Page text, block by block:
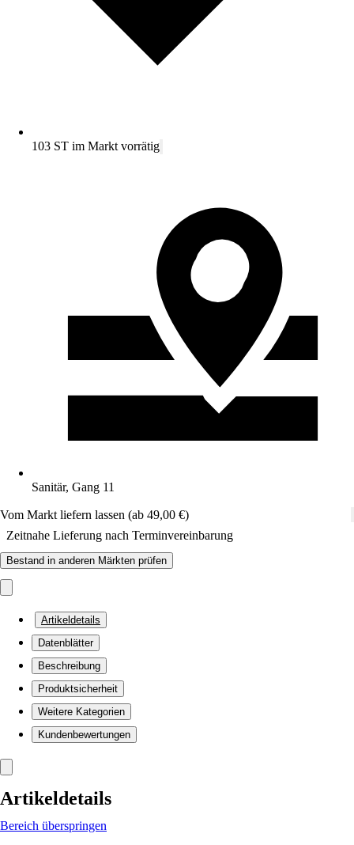
103 ST im Markt vorrätig
Sanitär, Gang 11
Vom Markt liefern lassen (ab 49,00 €)
Zeitnahe Lieferung nach Terminvereinbarung
Bestand in anderen Märkten prüfen
Artikeldetails
Datenblätter
Beschreibung
Produktsicherheit
Weitere Kategorien
Kundenbewertungen
Artikeldetails
Bereich überspringen